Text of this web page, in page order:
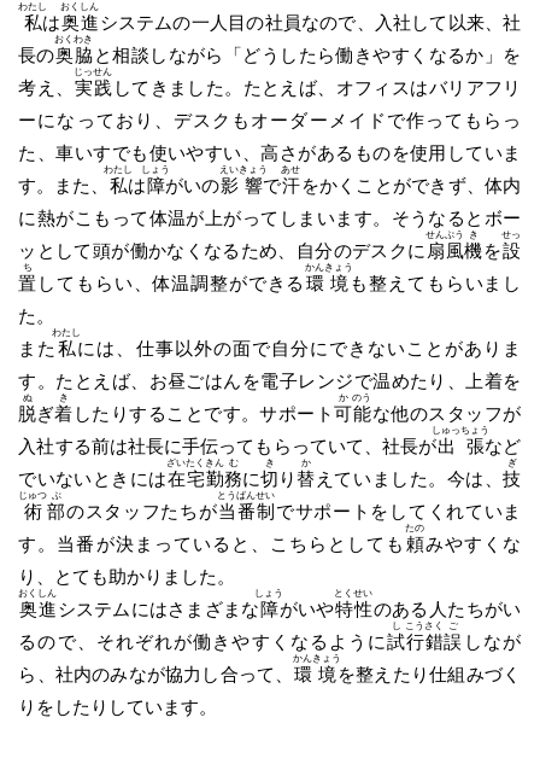
私
わたし
は奥
おく
進
しん
システムの一人目の社員なので、入社して以来、社
長の奥
おく
脇
わき
と相談しながら「どうしたら働きやすくなるか」を
考え、 実
じっ
践
せん
してきました。たとえば、オフィスはバリアフリ
ーになっており、デスクもオーダーメイドで作ってもらっ
た、車いすでも使いやすい、高さがあるものを使用していま
す。また、 私
わたし
は障
しょう
がいの影
えい
響
きょう
で汗
あせ
をかくことができず、体内
に熱がこもって体温が上がってしまいます。そうなるとボー
ッとして頭が働かなくなるため、自分のデスクに 扇
せん
風
ぷう
機
き
を設
せっ
置
ち
してもらい、体温調整ができる 環
かん
境
きょう
も整えてもらいまし
た。
また 私
わたし
には、仕事以外の面で自分にできないことがありま
す。たとえば、お昼ごはんを電子レンジで温めたり、上着を
脱
ぬ
ぎ着
き
したりすることです。サポート可
か
能
のう
な他のスタッフが
入社する前は社長に手伝ってもらっていて、社長が出
しゅっ
張
ちょう
など
でいないときには在
ざい
宅
たく
勤
きん
務
む
に切
き
り 替
か
えていました。今は、技
ぎ
術
じゅつ
部
ぶ
のスタッフたちが当
とう
番
ばん
制
せい
でサポートをしてくれていま
す。当番が決まっていると、こちらとしても 頼
たの
みやすくな
り、とても助かりました。
奥
おく
進
しん
システムにはさまざまな障
しょう
がいや特
とく
性
せい
のある人たちがい
るので、それぞれが働きやすくなるように試
し
行
こう
錯
さく
誤
ご
しなが
ら、社内のみなが協力し合って、 環
かん
境
きょう
を整えたり仕組みづく
りをしたりしています。